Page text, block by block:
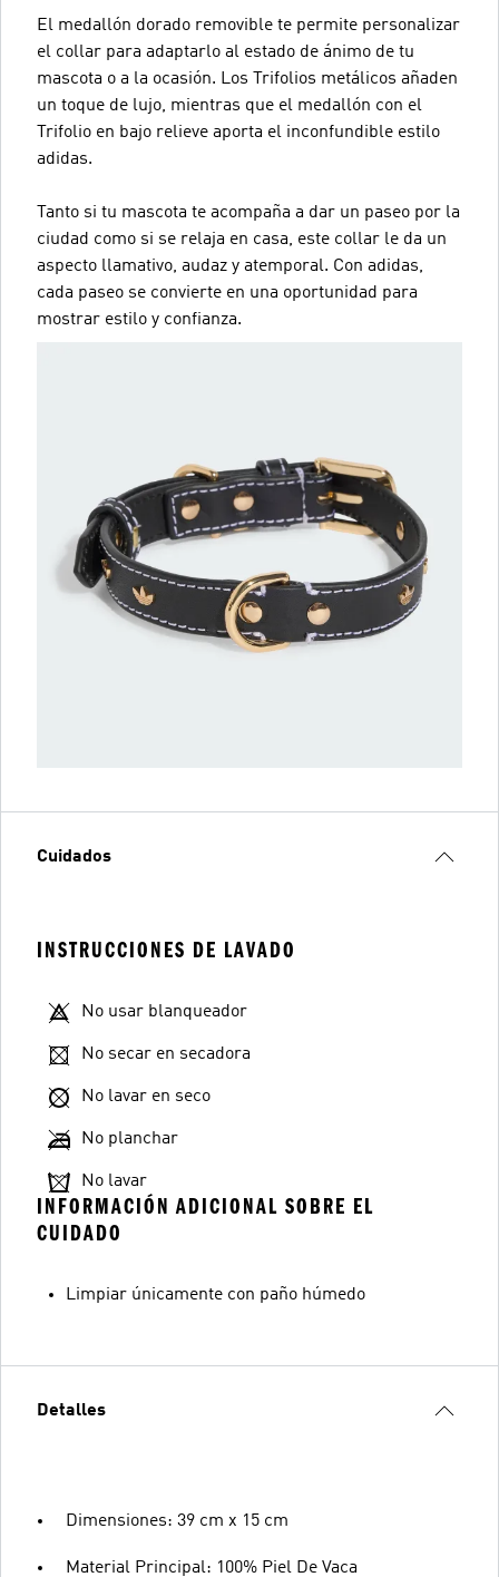
El medallón dorado removible te permite personalizar
el collar para adaptarlo al estado de ánimo de tu
mascota o a la ocasión. Los Trifolios metálicos añaden
un toque de lujo, mientras que el medallón con el
Trifolio en bajo relieve aporta el inconfundible estilo
adidas.
Tanto si tu mascota te acompaña a dar un paseo por la
ciudad como si se relaja en casa, este collar le da un
aspecto llamativo, audaz y atemporal. Con adidas,
cada paseo se convierte en una oportunidad para
mostrar estilo y confianza.
Cuidados
INSTRUCCIONES DE LAVADO
No usar blanqueador
No secar en secadora
No lavar en seco
No planchar
No lavar
INFORMACIÓN ADICIONAL SOBRE EL
CUIDADO
Limpiar únicamente con paño húmedo
Detalles
Dimensiones: 39 cm x 15 cm
Material Principal: 100% Piel De Vaca